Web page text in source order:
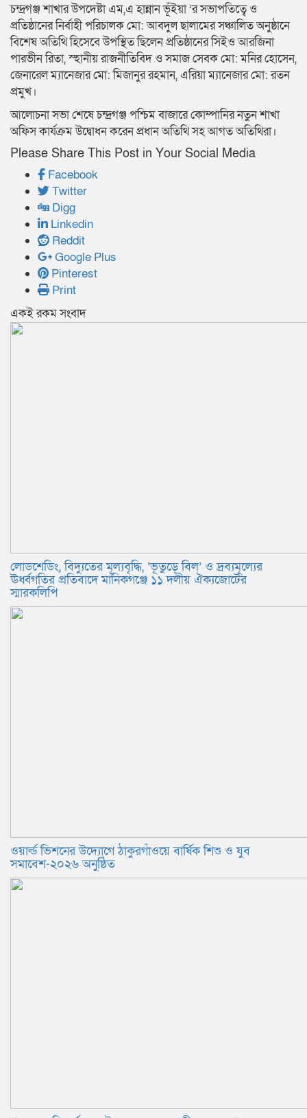
চন্দ্রগঞ্জ শাখার উপদেষ্টা এম,এ হান্নান ভূঁইয়া ‘র সভাপতিত্বে ও
প্রতিষ্ঠানের নির্বাহী পরিচালক মো: আবদুল ছালামের সঞ্চালিত অনুষ্ঠানে
বিশেষ অতিথি হিসেবে উপস্থিত ছিলেন প্রতিষ্ঠানের সিইও আরজিনা
পারভীন রিতা, স্হানীয় রাজনীতিবিদ ও সমাজ সেবক মো: মনির হোসেন,
জেনারেল ম্যানেজার মো: মিজানুর রহমান, এরিয়া ম্যানেজার মো: রতন
প্রমুখ।
আলোচনা সভা শেষে চন্দ্রগঞ্জ পশ্চিম বাজারে কোম্পানির নতুন শাখা
অফিস কার্যক্রম উদ্বোধন করেন প্রধান অতিথি সহ আগত অতিথিরা।
Please Share This Post in Your Social Media
Facebook
Twitter
Digg
Linkedin
Reddit
Google Plus
Pinterest
Print
একই রকম সংবাদ
লোডশেডিং, বিদ্যুতের মূল্যবৃদ্ধি, ‘ভূতুড়ে বিল’ ও দ্রব্যমূল্যের
ঊর্ধ্বগতির প্রতিবাদে মানিকগঞ্জে ১১ দলীয় ঐক্যজোটের
স্মারকলিপি
ওয়ার্ল্ড ভিশনের উদ্যোগে ঠাকুরগাঁওয়ে বার্ষিক শিশু ও যুব
সমাবেশ-২০২৬ অনুষ্ঠিত